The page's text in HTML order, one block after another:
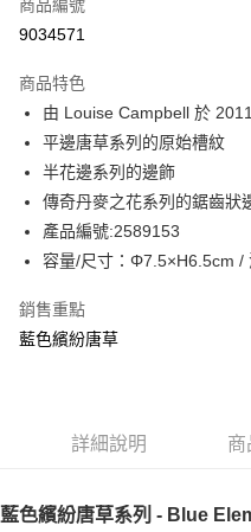
商品編號
9034571
商品特色
由 Louise Campbell 於
平邊唐草系列的原始槽紋
半花邊系列的邊飾
傳奇丹麥之花系列的鋸齒狀
產品編號:2589153
容量/尺寸：Φ7.5×H6.5cm /
銷售重點
藍色繽紛唐草
詳細說明 商
藍色繽紛唐草系列 - Blue